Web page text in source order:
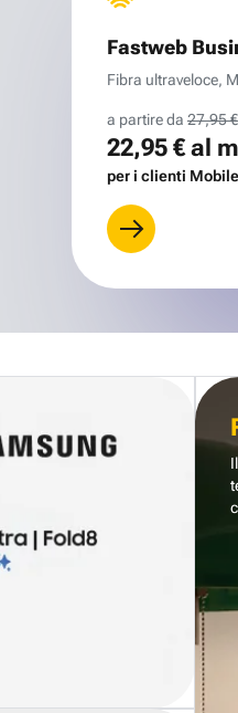
Fastweb
Fibra ultraveloce,
a partire da 27,95 €
22,95 €al
per i clienti